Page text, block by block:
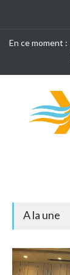
En ce moment :
A la une